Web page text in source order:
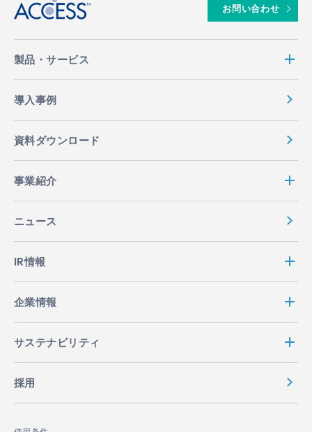
お問い合わせ
製品・サービス
導入事例
資料ダウンロード
事業紹介
ニュース
IR情報
企業情報
サステナビリティ
採用